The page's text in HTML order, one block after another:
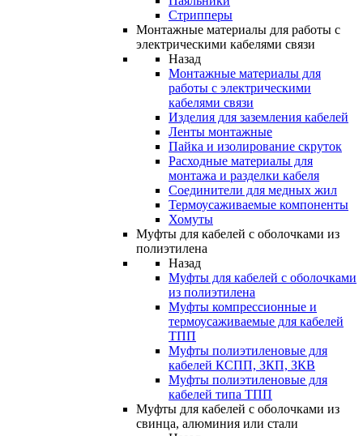
Стрипперы
Монтажные материалы для работы с
электрическими кабелями связи
Назад
Монтажные материалы для
работы с электрическими
кабелями связи
Изделия для заземления кабелей
Ленты монтажные
Пайка и изолирование скруток
Расходные материалы для
монтажа и разделки кабеля
Соединители для медных жил
Термоусаживаемые компоненты
Хомуты
Муфты для кабелей с оболочками из
полиэтилена
Назад
Муфты для кабелей с оболочками
из полиэтилена
Муфты компрессионные и
термоусаживаемые для кабелей
ТПП
Муфты полиэтиленовые для
кабелей КСПП, ЗКП, ЗКВ
Муфты полиэтиленовые для
кабелей типа ТПП
Муфты для кабелей с оболочками из
свинца, алюминия или стали